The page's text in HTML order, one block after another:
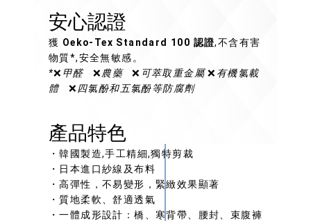
安心認證
獲 Oeko-Tex Standard 100 認證,不含有害
物質*,安全無敏感。
*❌ 甲醛 ❌ 農藥 ❌ 可萃取重金屬❌ 有機氯載
體
❌ 四氯酚和五氯酚等防腐劑
產品特色
・韓國製造,手工精細,獨特剪裁
・日本進口紗線及布料
・高彈性，不易變形，緊緻效果顯著
・質地柔軟、舒適透氣
・一體成形設計：橋、寒背帶、腰封、束腹褲